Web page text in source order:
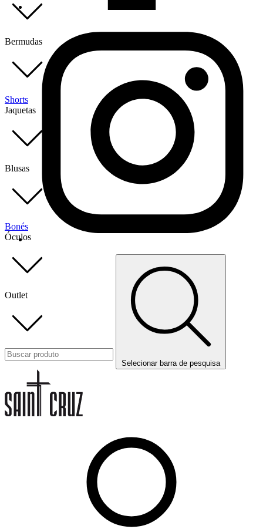
Bermudas
Shorts
Jaquetas
Blusas
Bonés
Óculos
Outlet
Selecionar barra de pesquisa